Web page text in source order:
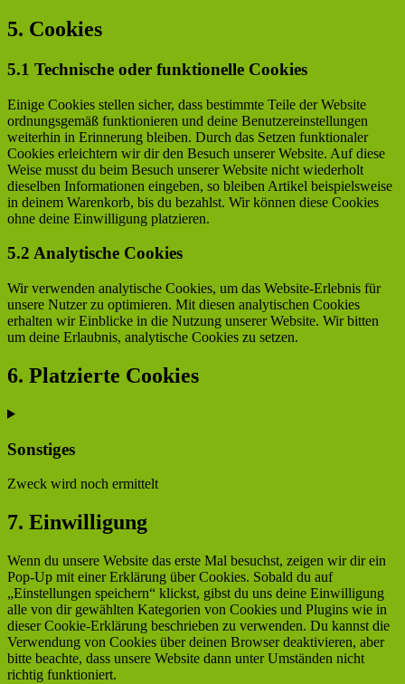
5. Cookies
5.1 Technische oder funktionelle Cookies
Einige Cookies stellen sicher, dass bestimmte Teile der Website
ordnungsgemäß funktionieren und deine Benutzereinstellungen
weiterhin in Erinnerung bleiben. Durch das Setzen funktionaler
Cookies erleichtern wir dir den Besuch unserer Website. Auf diese
Weise musst du beim Besuch unserer Website nicht wiederholt
dieselben Informationen eingeben, so bleiben Artikel beispielsweise
in deinem Warenkorb, bis du bezahlst. Wir können diese Cookies
ohne deine Einwilligung platzieren.
5.2 Analytische Cookies
Wir verwenden analytische Cookies, um das Website-Erlebnis für
unsere Nutzer zu optimieren. Mit diesen analytischen Cookies
erhalten wir Einblicke in die Nutzung unserer Website. Wir bitten
um deine Erlaubnis, analytische Cookies zu setzen.
6. Platzierte Cookies
Sonstiges
Zweck wird noch ermittelt
Consent
to
sonstiges
7. Einwilligung
Wenn du unsere Website das erste Mal besuchst, zeigen wir dir ein
Pop-Up mit einer Erklärung über Cookies. Sobald du auf
„Einstellungen speichern“ klickst, gibst du uns deine Einwilligung
alle von dir gewählten Kategorien von Cookies und Plugins wie in
dieser Cookie-Erklärung beschrieben zu verwenden. Du kannst die
Verwendung von Cookies über deinen Browser deaktivieren, aber
bitte beachte, dass unsere Website dann unter Umständen nicht
richtig funktioniert.